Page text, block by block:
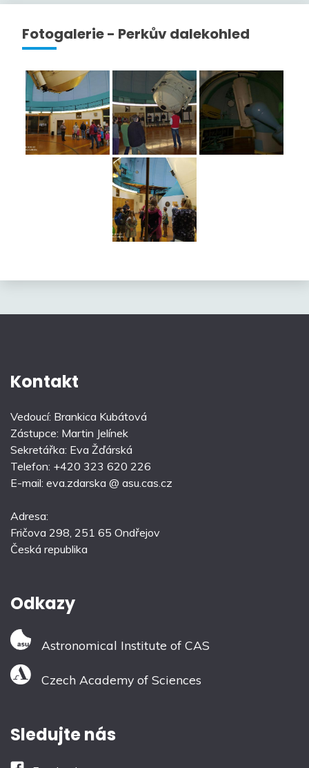
Fotogalerie - Perkův dalekohled
Kontakt
Vedoucí: Brankica Kubátová
Zástupce: Martin Jelínek
Sekretářka: Eva Žďárská
Telefon: +420 323 620 226
E-mail: eva.zdarska @ asu.cas.cz
Adresa:
Fričova 298, 251 65 Ondřejov
Česká republika
Odkazy
Astronomical Institute of CAS
Czech Academy of Sciences
Sledujte nás